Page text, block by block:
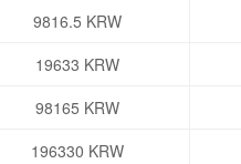
9816.5 KRW
19633 KRW
98165 KRW
196330 KRW